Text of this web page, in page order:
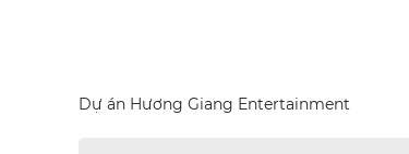
Dự án Hương Giang Entertainment